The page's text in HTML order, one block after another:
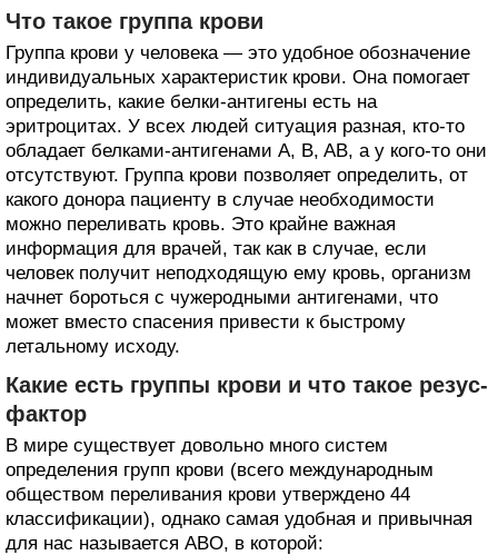
Что такое группа крови
Группа крови у человека — это удобное обозначение
индивидуальных характеристик крови. Она помогает
определить, какие белки-антигены есть на
эритроцитах. У всех людей ситуация разная, кто-то
обладает белками-антигенами A, B, AB, а у кого-то они
отсутствуют. Группа крови позволяет определить, от
какого донора пациенту в случае необходимости
можно переливать кровь. Это крайне важная
информация для врачей, так как в случае, если
человек получит неподходящую ему кровь, организм
начнет бороться с чужеродными антигенами, что
может вместо спасения привести к быстрому
летальному исходу.
Какие есть группы крови и что такое резус-
фактор
В мире существует довольно много систем
определения групп крови (всего международным
обществом переливания крови утверждено 44
классификации), однако самая удобная и привычная
для нас называется ABO, в которой: